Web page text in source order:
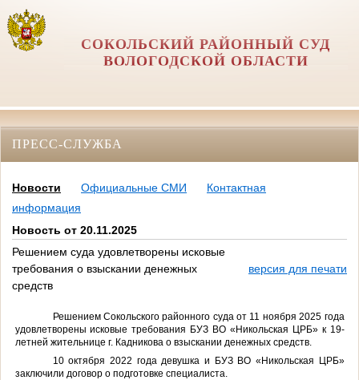
СОКОЛЬСКИЙ РАЙОННЫЙ СУД
ВОЛОГОДСКОЙ ОБЛАСТИ
ПРЕСС-СЛУЖБА
Новости Официальные СМИ
Контактная
информация
Новость от 20.11.2025
Решением суда удовлетворены исковые
требования о взыскании денежных
средств
версия для печати
Решением Сокольского районного суда от 11 ноября 2025 года
удовлетворены исковые требования БУЗ ВО «Никольская ЦРБ» к 19-
летней жительнице г. Кадникова о взыскании денежных средств.
10 октября 2022 года девушка и БУЗ ВО «Никольская ЦРБ»
заключили договор о подготовке специалиста.